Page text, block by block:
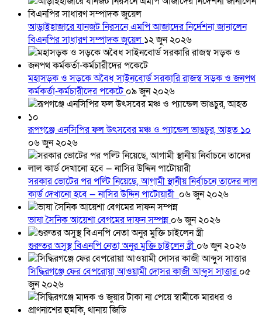
আড়াইহাজারে যানজট নিরসনে এমপি আজাদের নির্দেশনা জানালেন
বিএনপির সাধারণ সম্পাদক জুয়েল ১২ জুন ২০২৬
মহাসড়ক ও সড়কে অবৈধ সাইনবোর্ড সরকারি রাজস্ব সড়ক ও জনপথ
কর্মকর্তা-কর্মচারীদের পকেটে০৯ জুন ২০২৬
রূপগঞ্জে এনসিপির ফল উৎসবের মঞ্চ ও প্যান্ডেল ভাঙচুর, আহত ১০
০৬ জুন ২০২৬
সরকার ভোটের পর পল্টি নিয়েছে, আগামী স্থানীয় নির্বাচনে তাদের লাল
কার্ড দেখানো হবে — নাসির উদ্দিন পাটোয়ারী ০৬ জুন ২০২৬
ভাষা সৈনিক আয়েশা বেগমের দাফন সম্পন্ন ০৬ জুন ২০২৬
গুরুতর অসুস্থ বিএনপি নেতা অনুর মুক্তি চাইলেন স্ত্রী০৬ জুন ২০২৬
সিদ্ধিরগঞ্জে ফের বেপরোয়া আওয়ামী দোসর কাজী আব্দুস সাত্তার০৫
জুন ২০২৬